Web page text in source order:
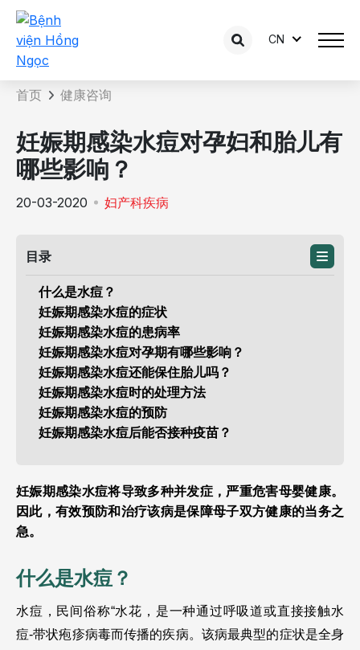
CN
咨询内容详情
首页 健康咨询
妊娠期感染水痘对孕妇和胎儿有
哪些影响？
20-03-2020 妇产科疾病
目录
什么是水痘？
妊娠期感染水痘的症状
妊娠期感染水痘的患病率
妊娠期感染水痘对孕期有哪些影响？
妊娠期感染水痘还能保住胎儿吗？
妊娠期感染水痘时的处理方法
妊娠期感染水痘的预防
妊娠期感染水痘后能否接种疫苗？
妊娠期感染水痘将导致多种并发症，严重危害母婴健康。
因此，有效预防和治疗该病是保障母子双方健康的当务之
急。
什么是水痘？
水痘，民间俗称“水花，是一种通过呼吸道或直接接触水
痘-带状疱疹病毒而传播的疾病。该病最典型的症状是全身